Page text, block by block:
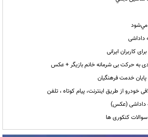
مي‌شود
داداشی
به حرکت بی شرمانه خانم بازیگر + عکس
خودرو از طریق اینترنت، پیام کوتاه ، تلفن
داداشی (عکس)
کنکوری ها